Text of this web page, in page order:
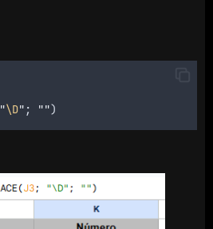
"\D" ; "")